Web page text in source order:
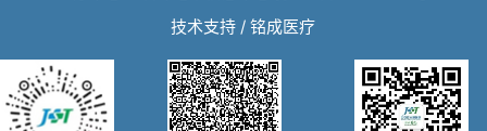
技术支持 /铭成医疗